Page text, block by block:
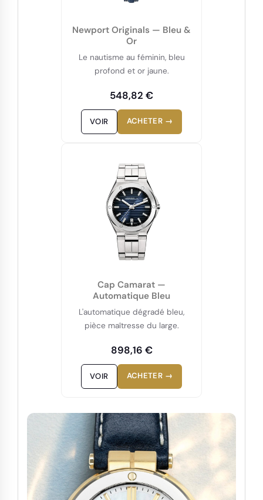
Newport Originals — Bleu &
Or
Le nautisme au féminin, bleu
profond et or jaune.
548,82 €
VOIR ACHETER →
Cap Camarat —
Automatique Bleu
L'automatique dégradé bleu,
pièce maîtresse du large.
898,16 €
VOIR ACHETER →